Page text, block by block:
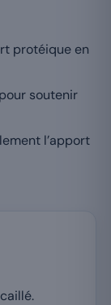
protéique en
pour soutenir
l’apport